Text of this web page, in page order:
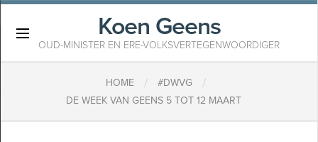
Koen Geens
OUD-MINISTER EN ERE-VOLKSVERTEGENWOORDIGER
HOME / #DWVG /
DE WEEK VAN GEENS 5 TOT 12 MAART